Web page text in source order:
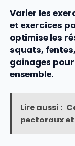
Varier les
et exercices
optimise les
squats,
gainages
ensemble.
Lire aussi :
pectoraux